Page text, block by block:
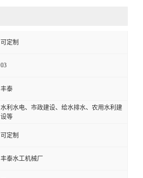
可定制
03
丰泰
水利水电、市政建设、给水排水、农用水利建
设等
可定制
丰泰水工机械厂